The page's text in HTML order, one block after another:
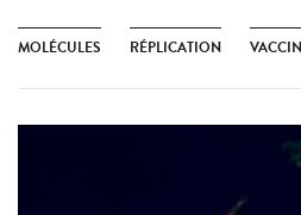
MOLÉCULES RÉPLICATION